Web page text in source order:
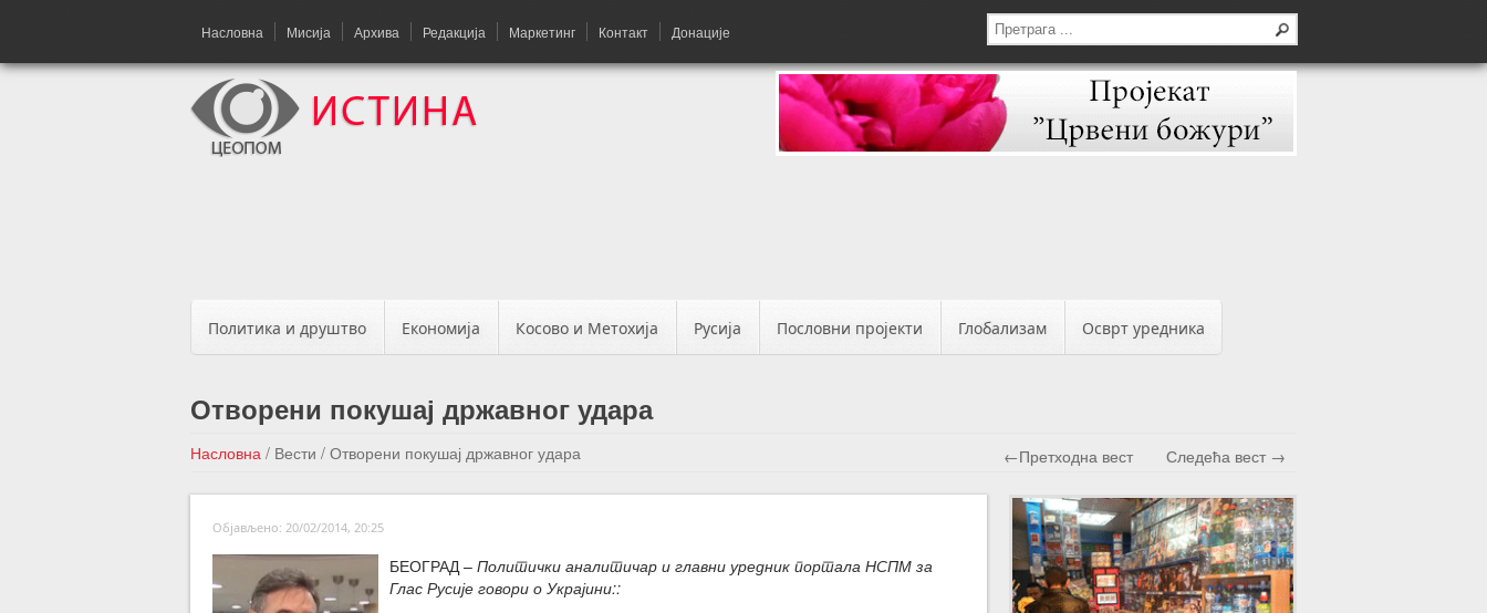
Насловна Мисија Архива Редакција Маркетинг Контакт Донације
Политика и друштво Економија Косово и Метохија Русија Пословни пројекти Глобализам Осврт уредника
Отворени покушај државног удара
Насловна / Вести / Отворени покушај државног удара ←Претходна вест Следећа вест →
Објављено: 20/02/2014, 20:25
БЕОГРАД – Политички аналитичар и главни уредник портала НСПМ за
Глас Русије говори о Украјини::